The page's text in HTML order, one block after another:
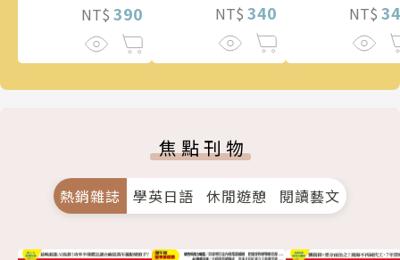
NT$ 390
的情慾與驚悚！
NT$ 340 NT$
焦點刊物
熱銷雜誌 學英日語 休閒遊憩 閱讀藝文